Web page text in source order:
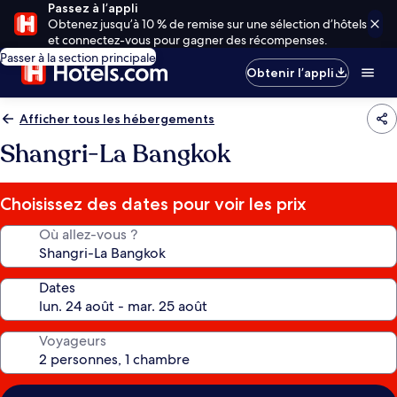
Passez à l’appli
Obtenez jusqu’à 10 % de remise sur une sélection d’hôtels
et connectez-vous pour gagner des récompenses.
Passer à la section principale
Obtenir l’appli
Afficher tous les hébergements
Shangri-La Bangkok
Choisissez des dates pour voir les prix
Où allez-vous ?
Dates
Voyageurs